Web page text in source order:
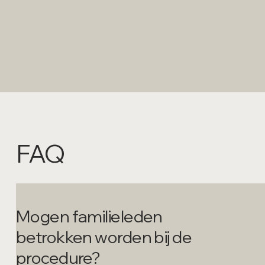
FAQ
Mogen familieleden
betrokken worden bij de
procedure?